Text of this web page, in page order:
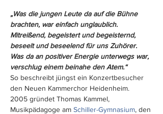
„Was die jungen Leute da auf die Bühne
brachten, war einfach unglaublich.
Mitreißend, begeistert und begeisternd,
beseelt und beseelend für uns Zuhörer.
Was da an positiver Energie unterwegs war,
verschlug einem beinahe den Atem.“
So beschreibt jüngst ein Konzertbesucher
den Neuen Kammerchor Heidenheim.
2005 gründet Thomas Kammel,
Musikpädagoge am Schiller-Gymnasium, den